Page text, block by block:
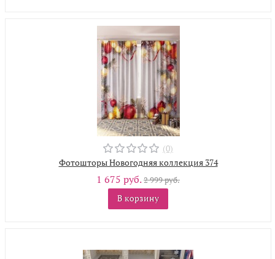
(0)
Фотошторы Новогодняя коллекция 374
1 675 руб.2 999 руб.
В корзину